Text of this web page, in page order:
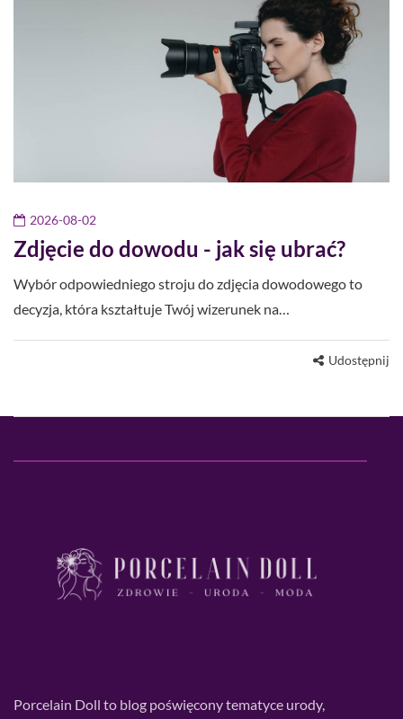
2026-08-02
Zdjęcie do dowodu - jak się ubrać?
Wybór odpowiedniego stroju do zdjęcia dowodowego to
decyzja, która kształtuje Twój wizerunek na…
Udostępnij
Porcelain Doll to blog poświęcony tematyce urody,